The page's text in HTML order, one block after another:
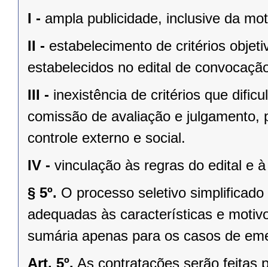
I - ampla publicidade, inclusive da
II - estabelecimento de critérios
estabelecidos no edital de
III - inexistência de critérios que
comissão de avaliação e
controle externo e social.
IV - vinculação às regras do edital e
§ 5º. O processo seletivo
adequadas às características e
sumária apenas para os casos de
Art. 5º. As contratações serão feitas